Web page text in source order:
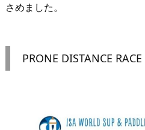
さめました。
PRONE DISTANCE